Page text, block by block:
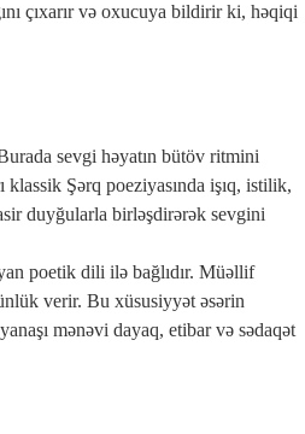
çıxarır və oxucuya bildirir ki, həqiqi
sevgi həyatın bütöv ritmini
Şərq poeziyasında işıq, istilik,
duyğularla birləşdirərək sevgini
poetik dili ilə bağlıdır. Müəllif
verir. Bu xüsusiyyət əsərin
mənəvi dayaq, etibar və sədaqət